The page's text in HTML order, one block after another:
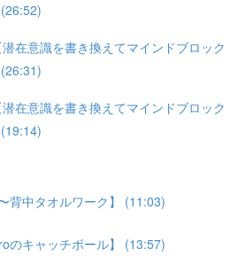
在意識を書き換えてマインドブロック
在意識を書き換えてマインドブロック
背中タオルワーク】 (11:03)
のキャッチボール】 (13:57)